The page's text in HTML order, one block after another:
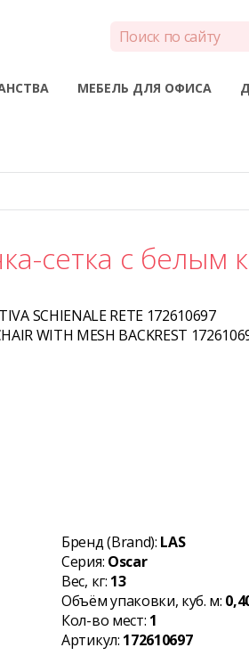
МЕБЕЛЬ ДЛЯ ОФИСА
сетка с белым
SCHIENALE RETE 172610697
WITH MESH BACKREST
Бренд (Brand): LAS
Серия: Oscar
Вес, кг: 13
Объём упаковки, куб. м:
Кол-во мест: 1
Артикул: 172610697